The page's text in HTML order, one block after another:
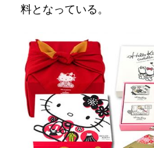
料となっている。